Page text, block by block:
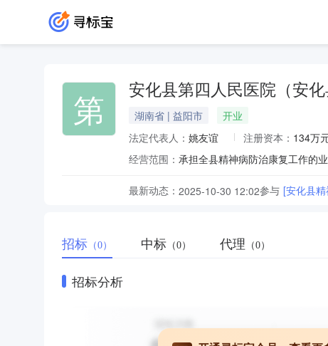
第 安化县第四人民医院（安化
湖南省 | 益阳市
开业
法定代表人： 姚友谊 注册资本： 134万
经营范围： 承担全县精神病防治康复工作的
最新动态： 2025-10-30 12:02参与 [安化县
招标 （0） 中标 （0） 代理 （0）
招标分析